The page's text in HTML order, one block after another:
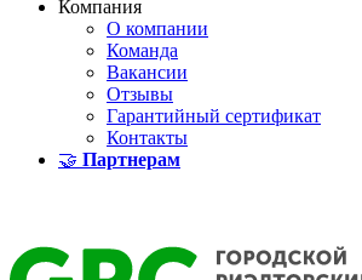
Компания
О компании
Команда
Вакансии
Отзывы
Гарантийный сертификат
Контакты
🤝 Партнерам